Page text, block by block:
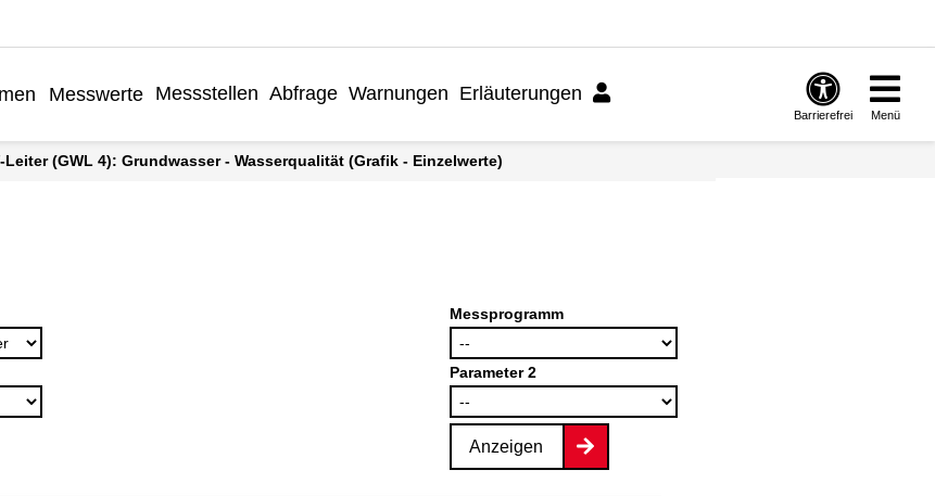
Messwerte Messstellen Abfrage Warnungen Erläuterungen
Barrierefrei Menü
Leiter (GWL 4): Grundwasser - Wasserqualität (Grafik - Einzelwerte)
Messprogramm
Parameter 2
Anzeigen